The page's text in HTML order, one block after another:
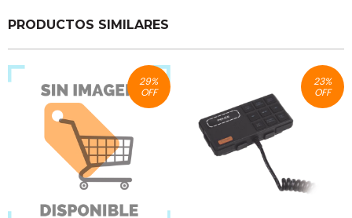
PRODUCTOS SIMILARES
29%
OFF
23%
OFF